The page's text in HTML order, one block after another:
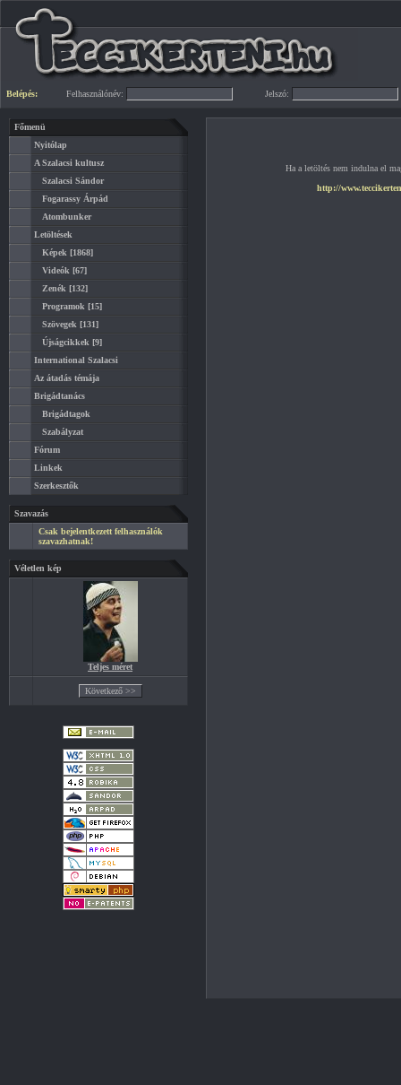
Belépés: Felhasználónév: Jelszó:
Főmenü
Nyitólap
A Szalacsi kultusz
Szalacsi Sándor
Fogarassy Árpád
Atombunker
Letöltések
Képek [1868]
Videók [67]
Zenék [132]
Programok [15]
Szövegek [131]
Újságcikkek [9]
International Szalacsi
Az átadás témája
Brigádtanács
Brigádtagok
Szabályzat
Fórum
Linkek
Szerkesztők
Szavazás
Csak bejelentkezett felhasználók
szavazhatnak!
Véletlen kép
Teljes méret
Ha a letöltés nem indulna el
http://